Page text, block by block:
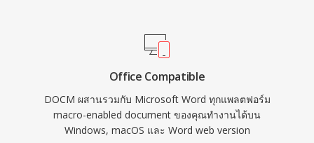
Office Compatible
DOCM ผสานรวมกับ Microsoft Word ทุกแพลตฟอร์ม
macro-enabled document ของคุณทำงานได้บน
Windows, macOS และ Word web version